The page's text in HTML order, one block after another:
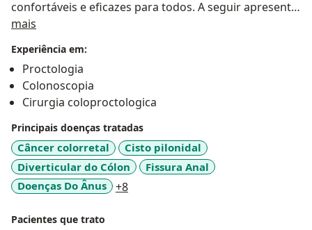
confortáveis e eficazes para todos. A seguir apresento
algumas informações sobre minha formação médica.
Médica graduada pela UERJ;
Especialista em Coloproctologia e Cirurgia Geral;
Membro da Sociedade Brasileira de Coloproctologia -
SBCP;
Atua em suas especialidades em Hospitais Públicos e
Clínicas Particulares.
mais
Experiência em:
Proctologia
Colonoscopia
Cirurgia coloproctologica
Principais doenças tratadas
Câncer colorretal
Cisto pilonidal
Diverticular do Cólon
Fissura Anal
Doenças Do Ânus
+8a11y_sr_more_diseases
Pacientes que trato